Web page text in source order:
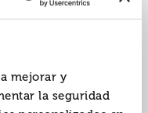
mejorar y
la seguridad